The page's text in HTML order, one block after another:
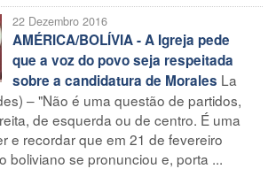
22 Dezembro 2016
AMÉRICA/BOLÍVIA - A Igreja pede
que a voz do povo seja respeitada
sobre a candidatura de Morales La
– "Não é uma questão de partidos,
de esquerda ou de centro. É uma
e recordar que em 21 de fevereiro
boliviano se pronunciou e, porta ...